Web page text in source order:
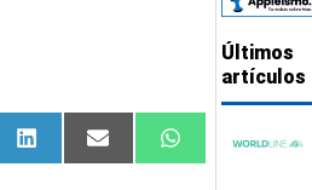
Compartir
en
LinkedInCompartir
en
Email
Compartir
en
WhatsApp
Últimos
artículos